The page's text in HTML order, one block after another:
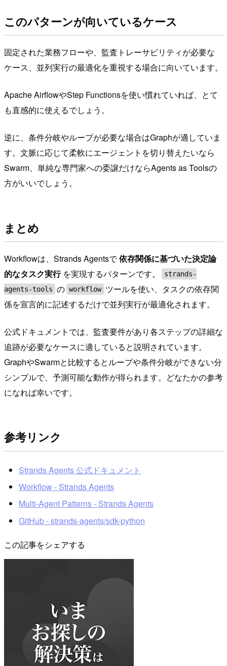
このパターンが向いているケース
固定された業務フローや、監査トレーサビリティが必要な
ケース、並列実行の最適化を重視する場合に向いています。
Apache AirflowやStep Functionsを使い慣れていれば、とて
も直感的に使えるでしょう。
逆に、条件分岐やループが必要な場合はGraphが適していま
す。文脈に応じて柔軟にエージェントを切り替えたいなら
Swarm、単純な専門家への委譲だけならAgents as Toolsの
方がいいでしょう。
まとめ
Workflowは、Strands Agentsで依存関係に基づいた決定論
的なタスク実行を実現するパターンです。
strands-
agents-tools の workflow ツールを使い、タスクの依存関
係を宣言的に記述するだけで並列実行が最適化されます。
公式ドキュメントでは、監査要件があり各ステップの詳細な
追跡が必要なケースに適していると説明されています。
GraphやSwarmと比較するとループや条件分岐ができない分
シンプルで、予測可能な動作が得られます。どなたかの参考
になれば幸いです。
参考リンク
Strands Agents 公式ドキュメント
Workflow - Strands Agents
Multi-Agent Patterns - Strands Agents
GitHub - strands-agents/sdk-python
この記事をシェアする